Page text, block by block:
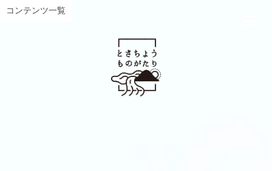
コンテンツ一覧